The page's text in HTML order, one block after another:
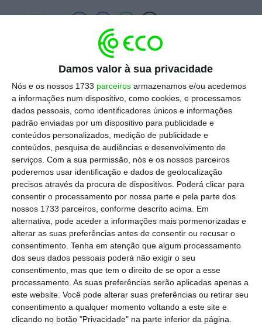
Damos valor à sua privacidade
Nós e os nossos 1733 parceiros armazenamos e/ou acedemos
a informações num dispositivo, como cookies, e processamos
dados pessoais, como identificadores únicos e informações
padrão enviadas por um dispositivo para publicidade e
conteúdos personalizados, medição de publicidade e
conteúdos, pesquisa de audiências e desenvolvimento de
serviços. Com a sua permissão, nós e os nossos parceiros
poderemos usar identificação e dados de geolocalização
precisos através da procura de dispositivos. Poderá clicar para
consentir o processamento por nossa parte e pela parte dos
nossos 1733 parceiros, conforme descrito acima. Em
alternativa, pode aceder a informações mais pormenorizadas e
alterar as suas preferências antes de consentir ou recusar o
consentimento. Tenha em atenção que algum processamento
dos seus dados pessoais poderá não exigir o seu
consentimento, mas que tem o direito de se opor a esse
processamento. As suas preferências serão aplicadas apenas a
este website. Você pode alterar suas preferências ou retirar seu
consentimento a qualquer momento voltando a este site e
clicando no botão "Privacidade" na parte inferior da página.
Assine o ECO Premium
No momento em que a informação é
mais importante do que nunca, apoie
o jornalismo independente e rigoroso.
De que forma? Assine o ECO Premium e
tenha acesso a notícias exclusivas, à
opinião que conta, às reportagens e
especiais que mostram o outro lado da
história.
Esta assinatura é uma forma de apoiar
o ECO e os seus jornalistas. A nossa